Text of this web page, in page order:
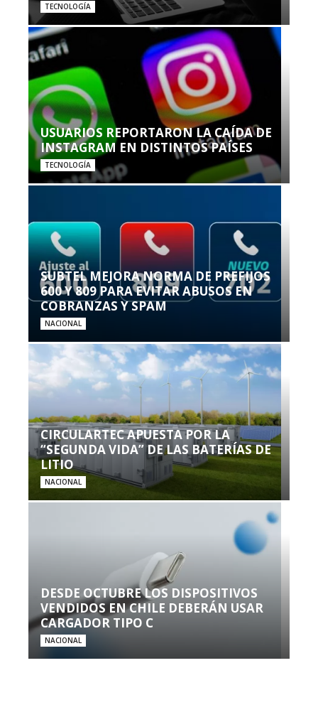
TECNOLOGÍA
USUARIOS REPORTARON LA CAÍDA DE
INSTAGRAM EN DISTINTOS PAÍSES
TECNOLOGÍA
SUBTEL MEJORA NORMA DE PREFIJOS
600 Y 809 PARA EVITAR ABUSOS EN
COBRANZAS Y SPAM
NACIONAL
CIRCULARTEC APUESTA POR LA
“SEGUNDA VIDA” DE LAS BATERÍAS DE
LITIO
NACIONAL
DESDE OCTUBRE LOS DISPOSITIVOS
VENDIDOS EN CHILE DEBERÁN USAR
CARGADOR TIPO C
NACIONAL